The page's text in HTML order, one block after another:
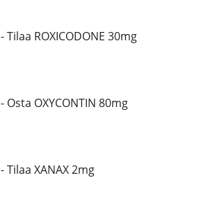
- Tilaa ROXICODONE 30mg
- Osta OXYCONTIN 80mg
- Tilaa XANAX 2mg